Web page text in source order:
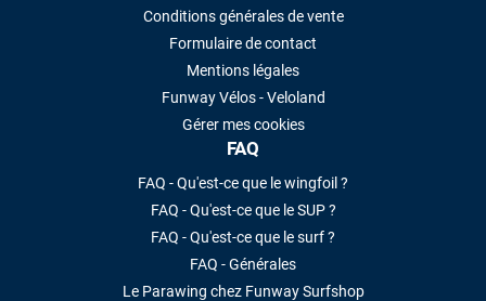
Conditions générales de vente
Formulaire de contact
Mentions légales
Funway Vélos - Veloland
Gérer mes cookies
FAQ
FAQ - Qu'est-ce que le wingfoil ?
FAQ - Qu'est-ce que le SUP ?
FAQ - Qu'est-ce que le surf ?
FAQ - Générales
Le Parawing chez Funway Surfshop